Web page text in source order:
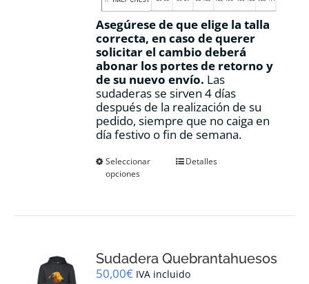
Asegúrese de que elige la talla
correcta, en caso de querer
solicitar el cambio deberá
abonar los portes de retorno y
de su nuevo envío. Las
sudaderas se sirven 4 días
después de la realización de su
pedido, siempre que no caiga en
día festivo o fin de semana.
Seleccionar
opciones
Este
se
pueden
Detalles
Sudadera Quebrantahuesos
50,00€ IVA incluido